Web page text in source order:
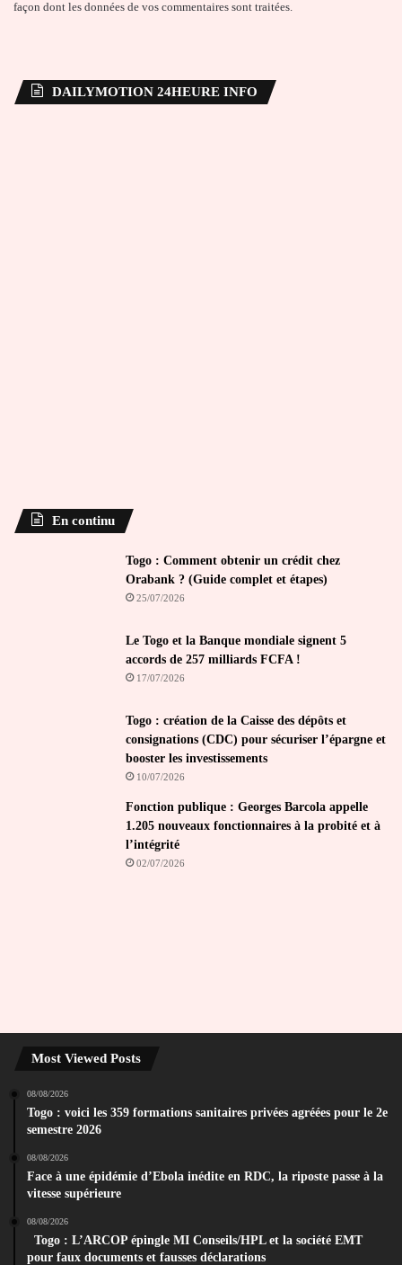
façon dont les données de vos commentaires sont traitées.
DAILYMOTION 24HEURE INFO
En continu
Togo : Comment obtenir un crédit chez
Orabank ? (Guide complet et étapes)
25/07/2026
Le Togo et la Banque mondiale signent 5
accords de 257 milliards FCFA !
17/07/2026
Togo : création de la Caisse des dépôts et
consignations (CDC) pour sécuriser l’épargne et
booster les investissements
10/07/2026
Fonction publique : Georges Barcola appelle
1.205 nouveaux fonctionnaires à la probité et à
l’intégrité
02/07/2026
Most Viewed Posts
08/08/2026
Togo : voici les 359 formations sanitaires privées agréées pour le 2e
semestre 2026
08/08/2026
Face à une épidémie d’Ebola inédite en RDC, la riposte passe à la
vitesse supérieure
08/08/2026
Togo : L’ARCOP épingle MI Conseils/HPL et la société EMT
pour faux documents et fausses déclarations